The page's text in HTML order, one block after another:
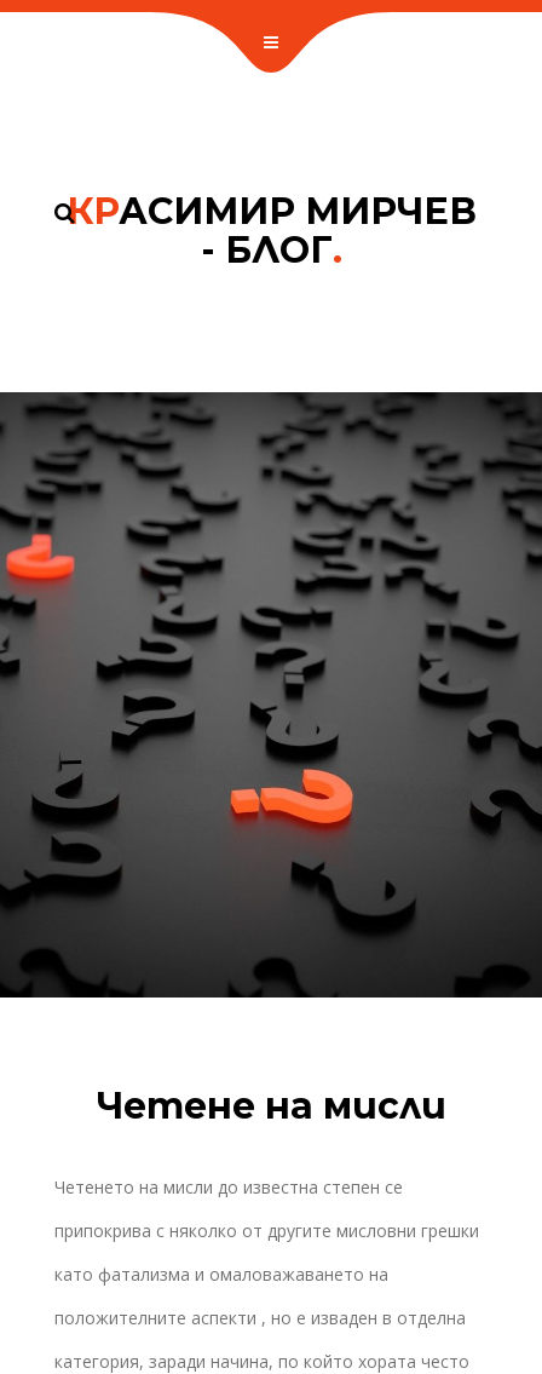
КРАСИМИР МИРЧЕВ
- БЛОГ.
Четене на мисли
Четенето на мисли до известна степен се
припокрива с няколко от другите мисловни грешки
като фатализма и омаловажаването на
положителните аспекти , но е изваден в отделна
категория, заради начина, по който хората често